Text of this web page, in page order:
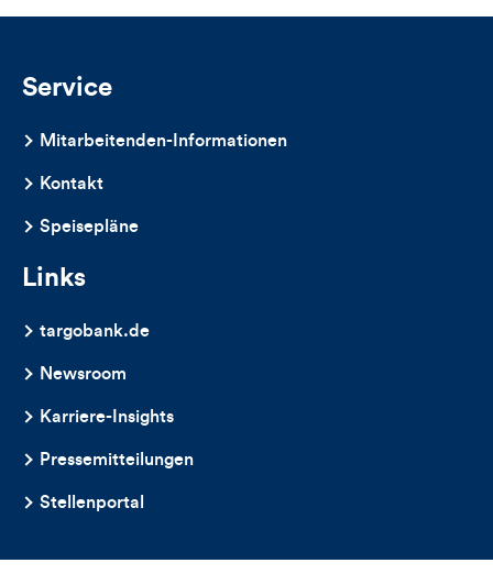
Service
Mitarbeitenden-Informationen
Kontakt
Speisepläne
Links
targobank.de
Newsroom
Karriere-Insights
Pressemitteilungen
Stellenportal